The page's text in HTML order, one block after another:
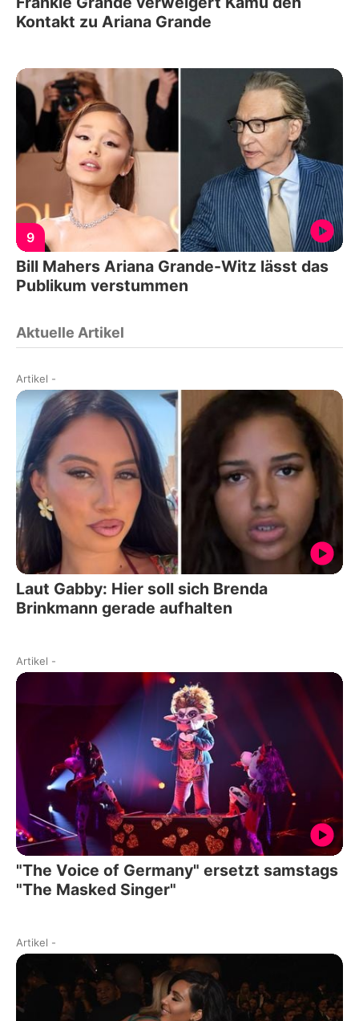
Kontakt zu Ariana Grande
9
Bill Mahers Ariana Grande-Witz lässt das
Publikum verstummen
Aktuelle Artikel
Artikel -
Laut Gabby: Hier soll sich Brenda
Brinkmann gerade aufhalten
Artikel -
"The Voice of Germany" ersetzt samstags
"The Masked Singer"
Artikel -